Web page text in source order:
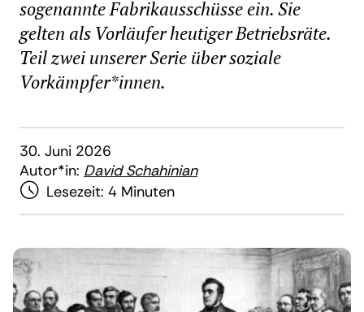
sogenannte Fabrikausschüsse ein. Sie
gelten als Vorläufer heutiger Betriebsräte.
Teil zwei unserer Serie über soziale
Vorkämpfer*innen.
30. Juni 2026
Autor*in: David Schahinian
Lesezeit: 4 Minuten